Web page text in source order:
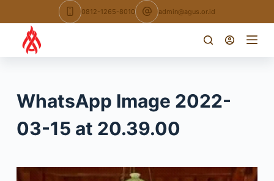
to
content
0812-1265-8010 admin@agus.or.id
WhatsApp Image 2022-
03-15 at 20.39.00